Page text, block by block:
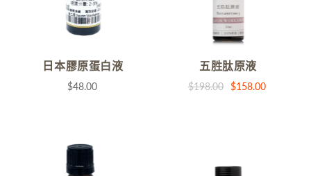
日本膠原蛋白液
$48.00
五胜肽原液
$198.00 $158.00